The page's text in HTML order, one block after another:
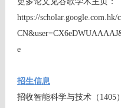
https://scholar.google.com.hk/
e
招生信息
招收智能科学与技术（1405